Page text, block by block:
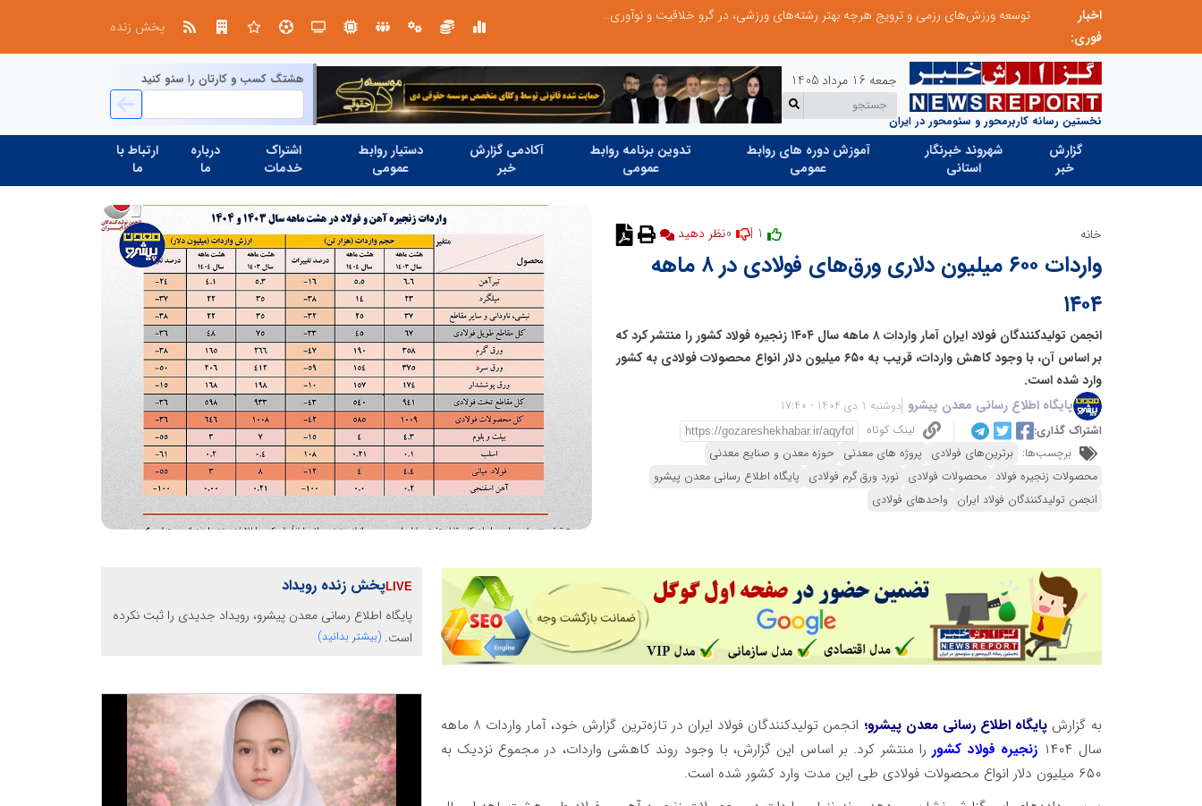
اخبار
فوری:
توسعه ورزش‌های رزمی و ترویج هرچه بهتر رشته‌های ورزشی، در گرو خلاقیت و نوآوری است
پخش زنده
نخستین رسانه کاربرمحور و سئومحور در ایران
جمعه 16 مرداد 1405 هشتگ کسب و کارتان را سئو کنید
گزارش
خبر
شهروند خبرنگار
استانی
آموزش دوره های روابط
عمومی
تدوین برنامه روابط
عمومی
آکادمی گزارش
خبر
دستیار روابط
عمومی
اشتراک
خدمات
درباره
ما
ارتباط با
ما
خانه نظر دهید
واردات ۶۰۰ میلیون دلاری ورق‌های فولادی در ۸ ماهه
۱۴۰۴
انجمن تولیدکنندگان فولاد ایران آمار واردات ۸ ماهه سال ۱۴۰۴ زنجیره فولاد کشور را منتشر کرد که
بر اساس آن، با وجود کاهش واردات، قریب به ۶۵۰ میلیون دلار انواع محصولات فولادی به کشور
وارد شده است.
پایگاه اطلاع رسانی معدن پیشرو دوشنبه 1 دی 1404 - 17:40
اشتراک گذاری:
لینک کوتاه
برچسب‌ها: برترین‌های فولادی پروژه های معدنی حوزه معدن و صنایع معدنی
محصولات زنجیره فولاد محصولات فولادی نورد ورق گرم فولادی پایگاه اطلاع رسانی معدن پیشرو
انجمن تولیدکنندگان فولاد ایران واحدهای فولادی
به گزارش پایگاه اطلاع رسانی معدن پیشرو؛
انجمن تولیدکنندگان فولاد ایران در تازه‌ترین گزارش خود، آمار واردات ۸ ماهه
سال ۱۴۰۴
زنجیره فولاد کشور را منتشر کرد. بر اساس این گزارش، با وجود روند کاهشی واردات، در مجموع نزدیک به
۶۵۰ میلیون دلار انواع محصولات فولادی طی این مدت وارد کشور شده است.
پخش زنده رویداد
پایگاه اطلاع رسانی معدن پیشرو، رویداد جدیدی را ثبت نکرده
است. (بیشتر بدانید)